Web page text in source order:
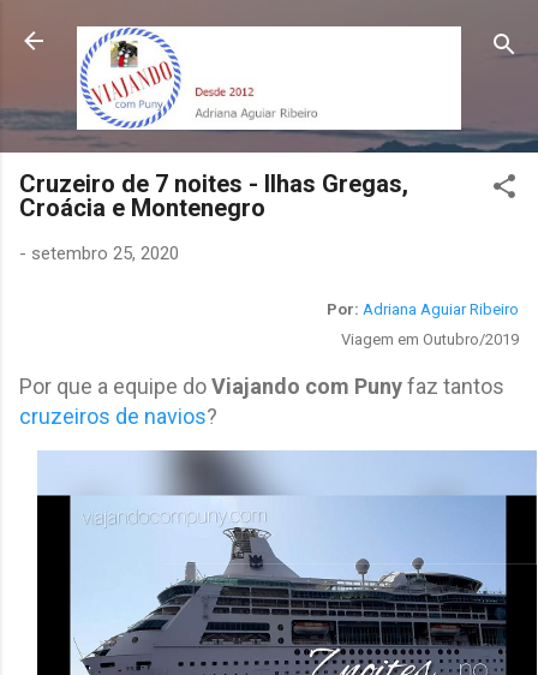
Pular para o conteúdo principal
Cruzeiro de 7 noites - Ilhas Gregas,
Croácia e Montenegro
- setembro 25, 2020
Por: Adriana Aguiar Ribeiro
Viagem em Outubro/2019
Por que a equipe doViajando com Punyfaz tantos
cruzeiros de navios?